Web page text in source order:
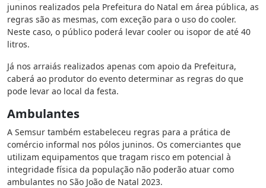
juninos realizados pela Prefeitura do Natal em área pública, as
regras são as mesmas, com exceção para o uso do cooler.
Neste caso, o público poderá levar cooler ou isopor de até 40
litros.
Já nos arraiás realizados apenas com apoio da Prefeitura,
caberá ao produtor do evento determinar as regras do que
pode levar ao local da festa.
Ambulantes
A Semsur também estabeleceu regras para a prática de
comércio informal nos pólos juninos. Os comerciantes que
utilizam equipamentos que tragam risco em potencial à
integridade física da população não poderão atuar como
ambulantes no São João de Natal 2023.